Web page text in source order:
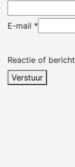
E-mail *
Reactie of bericht
Verstuur